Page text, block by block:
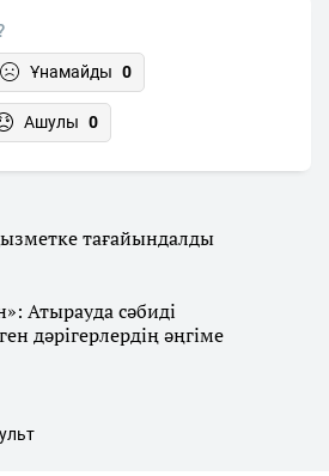
Ұнамайды 0
Ашулы 0
тағайындалды
Атырауда сәбиді
дәрігерлердің әңгіме